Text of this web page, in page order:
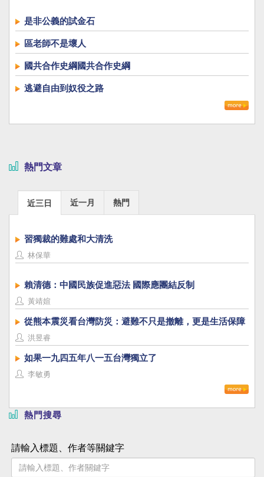
是非公義的試金石
區老師不是壞人
國共合作史綱國共合作史綱
逃避自由到奴役之路
熱門文章
近三日 近一月 熱門
習獨裁的難處和大清洗
林保華
賴清德：中國民族促進惡法 國際應團結反制
黃靖媗
從熊本震災看台灣防災：避難不只是撤離，更是生活保障
洪昱睿
如果一九四五年八一五台灣獨立了
李敏勇
熱門搜尋
請輸入標題、作者等關鍵字